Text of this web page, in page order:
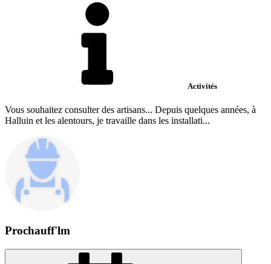
Activités
Vous souhaitez consulter des artisans... Depuis quelques années, à
Halluin et les alentours, je travaille dans les installati...
Prochauff'lm